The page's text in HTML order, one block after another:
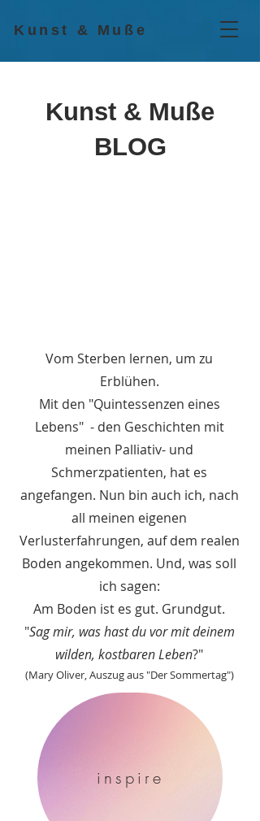
Kunst & Muße
Kunst & Muße
BLOG
Vom Sterben lernen, um zu
Erblühen.
Mit den "Quintessenzen eines
Lebens" - den Geschichten mit
meinen Palliativ- und
Schmerzpatienten, hat es
angefangen. Nun bin auch ich, nach
all meinen eigenen
Verlusterfahrungen, auf dem realen
Boden angekommen. Und, was soll
ich sagen:
Am Boden ist es gut. Grundgut.
"Sag mir, was hast du vor mit deinem
wilden, kostbaren Leben?"
(Mary Oliver, Auszug aus "Der Sommertag")
inspire